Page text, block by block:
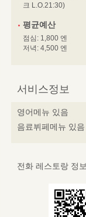
크 L.O.21:30)
평균예산
점심: 1,800 엔
저녁: 4,500 엔
서비스정보
영어메뉴 있음
음료뷔페메뉴 있음
전화 레스토랑 정